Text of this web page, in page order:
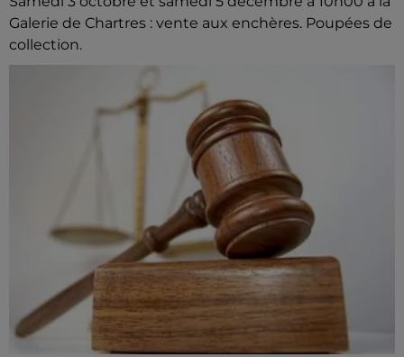
Galerie de Chartres : vente aux enchères. Poupées de
collection.